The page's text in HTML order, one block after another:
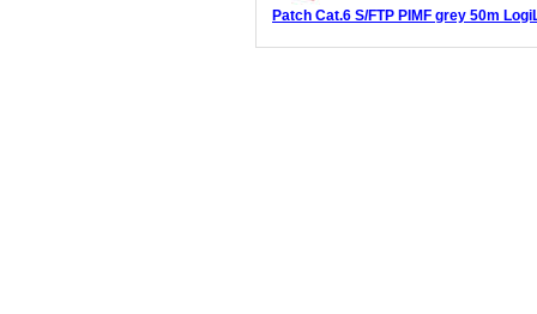
Patch Cat.6 S/FTP PIMF grey 50m